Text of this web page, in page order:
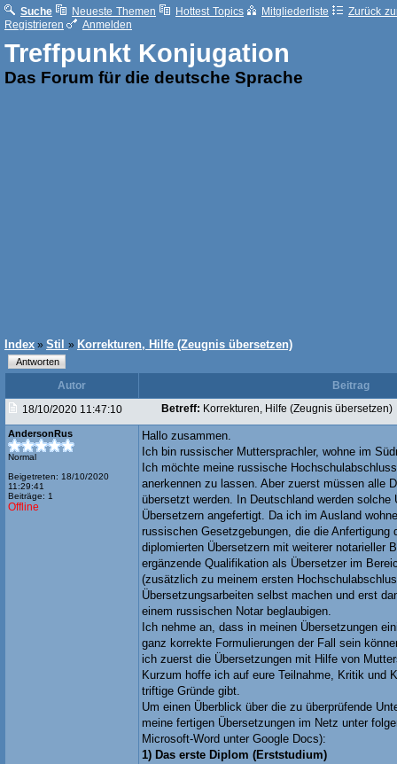
Suche Neueste Themen Hottest Topics Mitgliederliste
Zurück
Registrieren
Anmelden
Treffpunkt Konjugation
Das Forum für die deutsche Sprache
Index » Stil » Korrekturen, Hilfe (Zeugnis übersetzen)
Autor
Beitrag
18/10/2020 11:47:10
Betreff: Korrekturen, Hilfe (Zeugnis übersetzen)
AndersonRus
Normal
Beigetreten: 18/10/2020
11:29:41
Beiträge: 1
Offline
Hallo zusammen.
Ich bin russischer Muttersprachler, wohne im
Ich möchte meine russische
anerkennen zu lassen. Aber zuerst müssen alle
übersetzt werden. In Deutschland werden solche
Übersetzern angefertigt. Da ich im Ausland
russischen Gesetzgebungen, die die Anfertigung
diplomierten Übersetzern mit weiterer notarieller
ergänzende Qualifikation als Übersetzer im
(zusätzlich zu meinem ersten
Übersetzungsarbeiten selbst machen und erst
einem russischen Notar beglaubigen.
Ich nehme an, dass in meinen Übersetzungen
ganz korrekte Formulierungen der Fall sein
ich zuerst die Übersetzungen mit Hilfe von
Kurzum hoffe ich auf eure Teilnahme, Kritik und
triftige Gründe gibt.
Um einen Überblick über die zu überprüfende
meine fertigen Übersetzungen im Netz unter
Microsoft-Word unter Google Docs):
1) Das erste Diplom (Erststudium)